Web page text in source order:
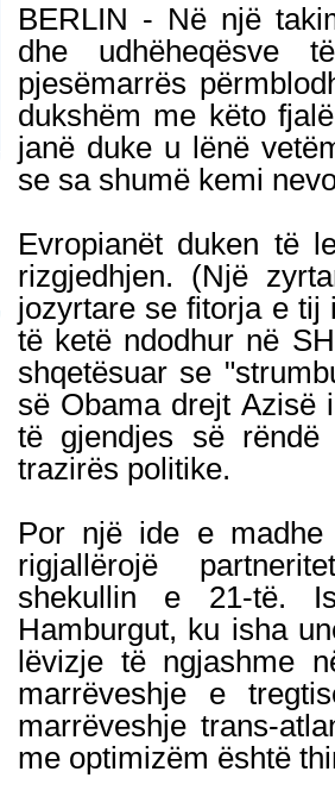
BERLIN - Në një
dhe udhëheqësve
pjesëmarrës
dukshëm me këto
janë duke u lënë
se sa shumë kemi
Evropianët duken të
rizgjedhjen. (Një
jozyrtare se fitorja e tij
të ketë ndodhur në
shqetësuar se
së Obama drejt Azisë
të gjendjes së rëndë
trazirës politike.
Por një ide e
rigjallërojë
shekullin e 21-të.
Hamburgut, ku isha
lëvizje të ngjashme
marrëveshje e
marrëveshje trans-
me optimizëm është